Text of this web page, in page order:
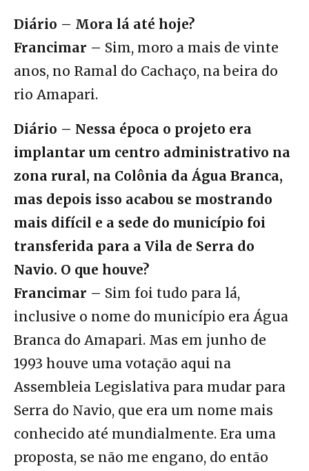
Diário – Mora lá até hoje?
Francimar – Sim, moro a mais de vinte
anos, no Ramal do Cachaço, na beira do
rio Amapari.
Diário – Nessa época o projeto era
implantar um centro administrativo na
zona rural, na Colônia da Água Branca,
mas depois isso acabou se mostrando
mais difícil e a sede do município foi
transferida para a Vila de Serra do
Navio. O que houve?
Francimar – Sim foi tudo para lá,
inclusive o nome do município era Água
Branca do Amapari. Mas em junho de
1993 houve uma votação aqui na
Assembleia Legislativa para mudar para
Serra do Navio, que era um nome mais
conhecido até mundialmente. Era uma
proposta, se não me engano, do então